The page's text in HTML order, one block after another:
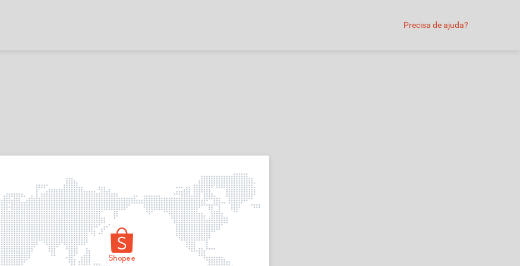
Precisa de ajuda?